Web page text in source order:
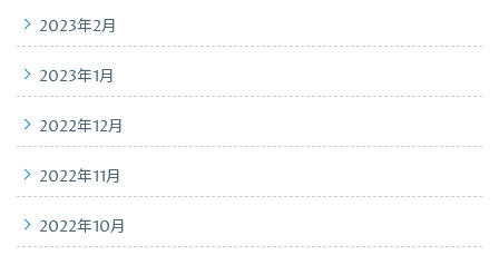
2023年2月
2023年1月
2022年12月
2022年11月
2022年10月